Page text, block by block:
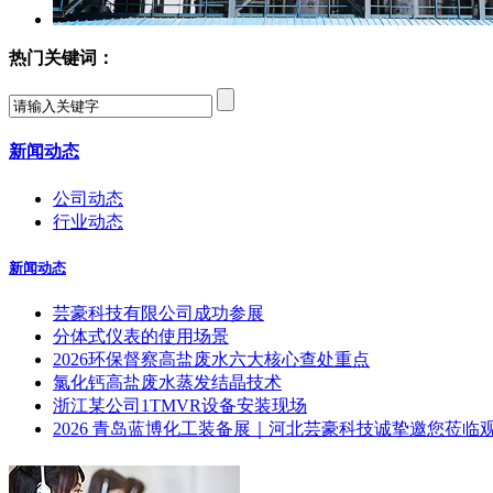
热门关键词：
新闻动态
公司动态
行业动态
新闻动态
芸豪科技有限公司成功参展
分体式仪表的使用场景
2026环保督察高盐废水六大核心查处重点
氯化钙高盐废水蒸发结晶技术
浙江某公司1TMVR设备安装现场
2026 青岛蓝博化工装备展｜河北芸豪科技诚挚邀您莅临